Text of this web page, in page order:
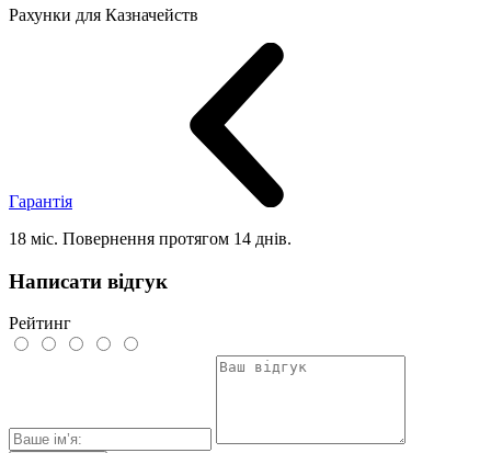
Рахунки для Казначейств
Гарантія
18 міс. Повернення протягом 14 днів.
Написати відгук
Рейтинг